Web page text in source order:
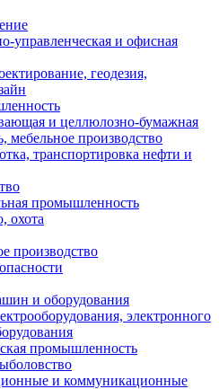
управленческая и офисная
геодезия,
и целлюлозно-бумажная
мебельное производство
транспортировка нефти и
промышленность
охота
производство
и оборудования
электронного
промышленность
и коммуникационные